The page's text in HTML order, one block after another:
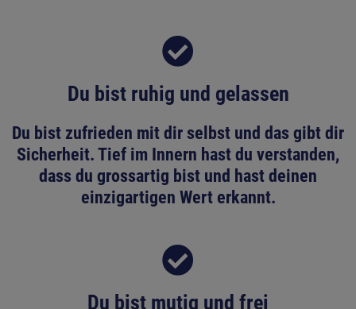
Du bist ruhig und gelassen
Du bist zufrieden mit dir selbst und das gibt dir
Sicherheit. Tief im Innern hast du verstanden,
dass du grossartig bist und hast deinen
einzigartigen Wert erkannt.
Du bist mutig und frei